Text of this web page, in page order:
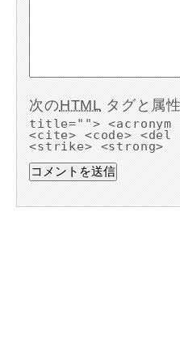
次のHTMLタグと属
title="">
<cite> <code>
<strike> <strong>